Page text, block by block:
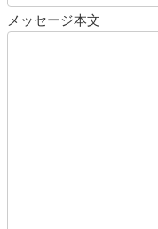
メッセージ本文